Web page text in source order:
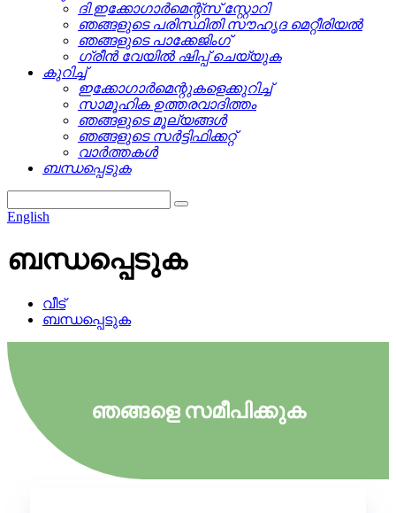
ദി ഇക്കോഗാർമെന്റ്സ് സ്റ്റോറി
ഞങ്ങളുടെ പരിസ്ഥിതി സൗഹൃദ മെറ്റീരിയൽ
ഞങ്ങളുടെ പാക്കേജിംഗ്
ഗ്രീൻ വേയിൽ ഷിപ്പ് ചെയ്യുക
കുറിച്ച്
ഇക്കോഗാർമെന്റുകളെക്കുറിച്ച്
സാമൂഹിക ഉത്തരവാദിത്തം
ഞങ്ങളുടെ മൂല്യങ്ങൾ
ഞങ്ങളുടെ സർട്ടിഫിക്കറ്റ്
വാർത്തകൾ
ബന്ധപ്പെടുക
English
ബന്ധപ്പെടുക
വീട്
ബന്ധപ്പെടുക
ഞങ്ങളെ സമീപിക്കുക